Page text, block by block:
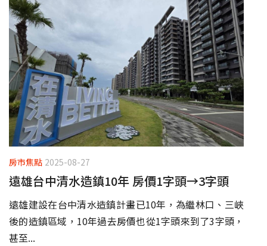
房市焦點 2025-08-27
遠雄台中清水造鎮10年 房價1字頭→3字頭
遠雄建設在台中清水造鎮計畫已10年，為繼林口、三峽
後的造鎮區域，10年過去房價也從1字頭來到了3字頭，
甚至...